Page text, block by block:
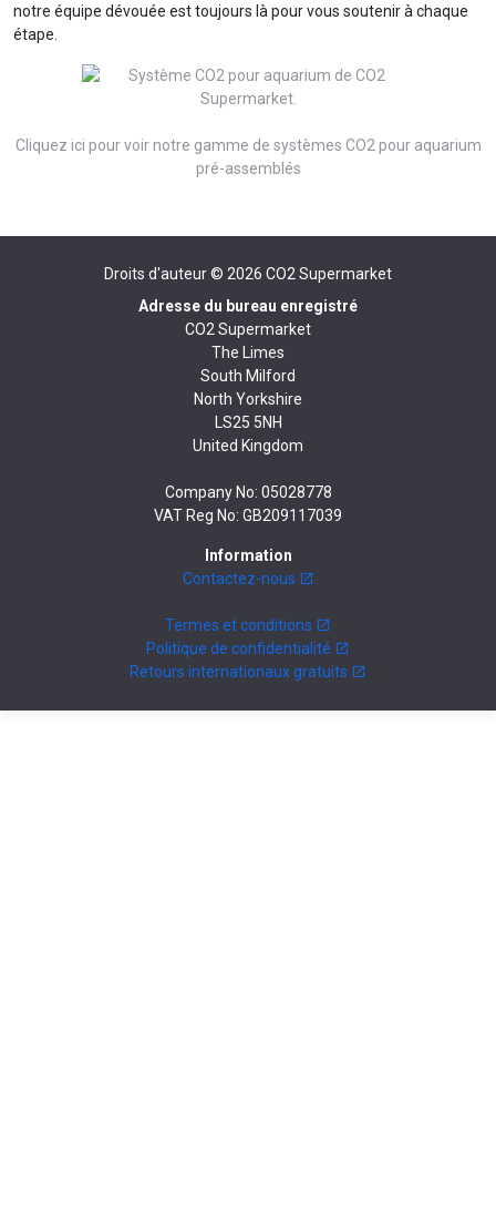
notre équipe dévouée est toujours là pour vous soutenir à chaque
étape.
Cliquez ici pour voir notre gamme de systèmes CO2 pour aquarium
pré-assemblés
Droits d'auteur © 2026 CO2 Supermarket
Adresse du bureau enregistré
CO2 Supermarket
The Limes
South Milford
North Yorkshire
LS25 5NH
United Kingdom
Company No: 05028778
VAT Reg No: GB209117039
Information
Contactez-nous
Termes et conditions
Politique de confidentialité
Retours internationaux gratuits